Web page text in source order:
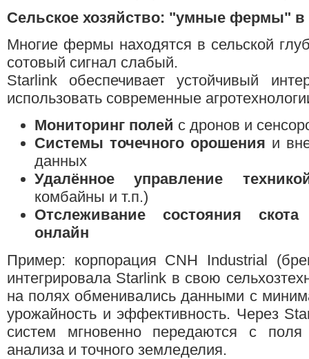
Сельское хозяйство: "умные фермы"
Многие фермы находятся в сельской
сотовый сигнал слабый.
Starlink обеспечивает устойчивый
использовать современные
Мониторинг полей с дронов и
Системы точечного орошения и
данных
Удалённое управление
комбайны и т.п.)
Отслеживание состояния
онлайн
Пример: корпорация CNH Industrial
интегрировала Starlink в свою
на полях обменивались данными с
урожайность и эффективность. Через
систем мгновенно передаются с
анализа и точного земледелия.